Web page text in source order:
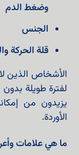
وضغط الدم
الجنس
قلة الحركة
الأشخاص الذين
لفترة طويلة
يزيدون من
الأوردة.
ما هي علامات